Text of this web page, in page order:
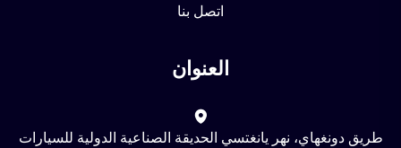
اتصل بنا
العنوان
طريق دونغهاي، نهر يانغتسي الحديقة الصناعية الدولية للسيارات